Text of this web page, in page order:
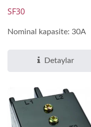
SF30
Nominal kapasite: 30A
Detaylar